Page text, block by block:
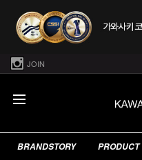
JOIN
BRANDSTORY PRODUCT